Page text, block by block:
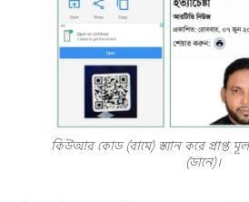
কিউআর কোড (বামে) স্ক্যান করে প্রাপ্ত
(ডানে)।